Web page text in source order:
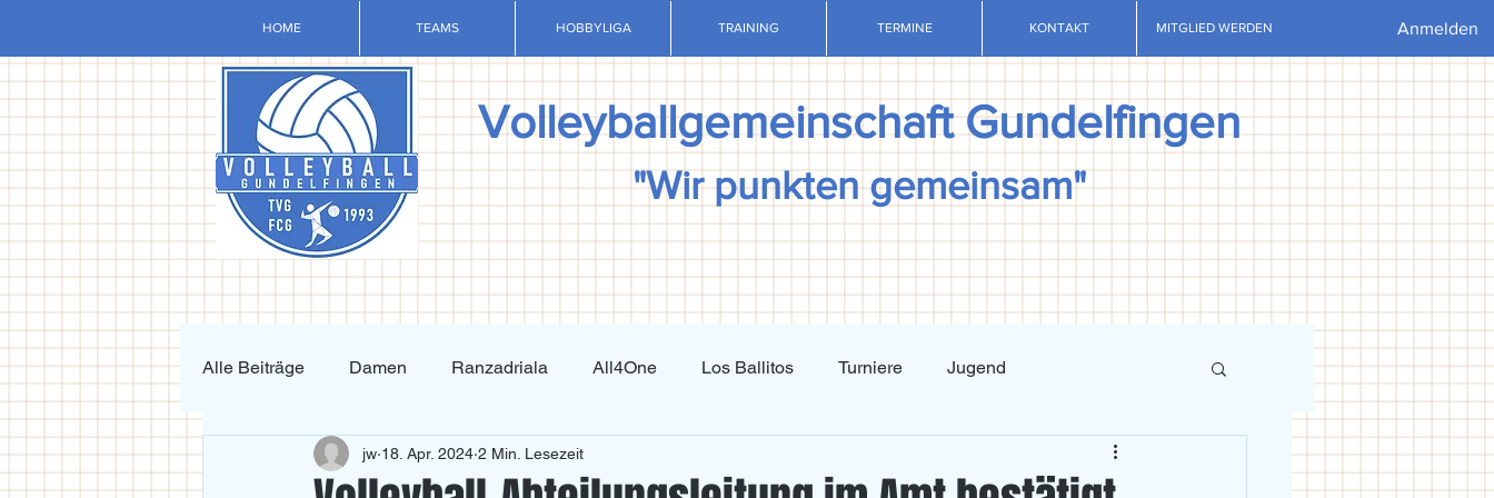
HOME TEAMS HOBBYLIGA TRAINING TERMINE KONTAKT MITGLIED WERDEN Anmelden
Volleyballgemeinschaft Gundelfingen
"Wir punkten gemeinsam"
Alle Beiträge Damen Ranzadriala All4One Los Ballitos Turniere Jugend
Krafttraining und Vorbereitung Techniktraining
jw 18. Apr. 2024 2 Min. Lesezeit